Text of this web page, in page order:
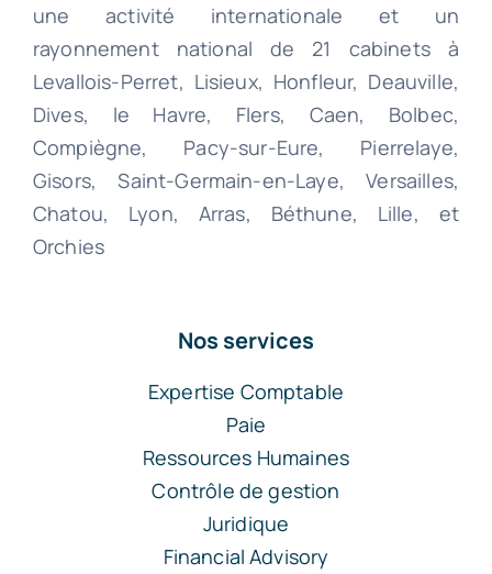
une activité internationale et un
rayonnement national de 21 cabinets à
Levallois-Perret, Lisieux, Honfleur, Deauville,
Dives, le Havre, Flers, Caen, Bolbec,
Compiègne, Pacy-sur-Eure, Pierrelaye,
Gisors, Saint-Germain-en-Laye, Versailles,
Chatou, Lyon, Arras, Béthune, Lille, et
Orchies
Nos services
Expertise Comptable
Paie
Ressources Humaines
Contrôle de gestion
Juridique
Financial Advisory